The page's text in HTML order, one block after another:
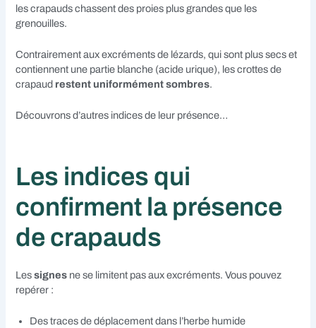
les crapauds chassent des proies plus grandes que les
grenouilles.
Contrairement aux excréments de lézards, qui sont plus secs et
contiennent une partie blanche (acide urique), les crottes de
crapaud restent uniformément sombres.
Découvrons d’autres indices de leur présence…
Les indices qui
confirment la présence
de crapauds
Lessignes ne se limitent pas aux excréments. Vous pouvez
repérer :
Des traces de déplacement dans l’herbe humide